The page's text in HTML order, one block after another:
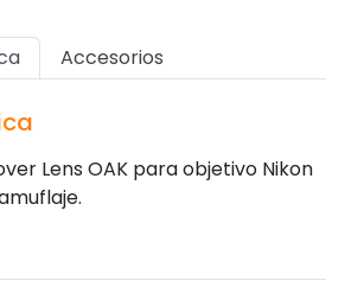
Accesorios
Lens OAK para objetivo Nikon